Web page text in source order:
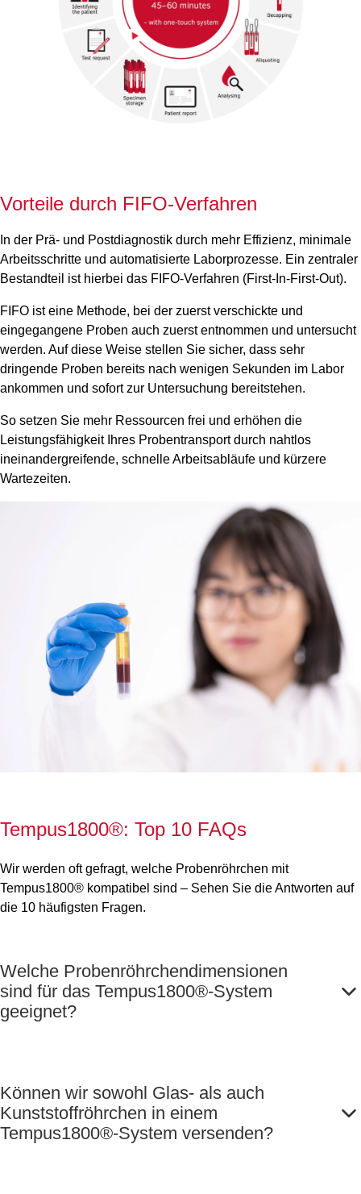
Vorteile durch FIFO-Verfahren
In der Prä- und Postdiagnostik durch mehr Effizienz, minimale
Arbeitsschritte und automatisierte Laborprozesse. Ein zentraler
Bestandteil ist hierbei das FIFO-Verfahren (First-In-First-Out).
FIFO ist eine Methode, bei der zuerst verschickte und
eingegangene Proben auch zuerst entnommen und untersucht
werden. Auf diese Weise stellen Sie sicher, dass sehr
dringende Proben bereits nach wenigen Sekunden im Labor
ankommen und sofort zur Untersuchung bereitstehen.
So setzen Sie mehr Ressourcen frei und erhöhen die
Leistungsfähigkeit Ihres Probentransport durch nahtlos
ineinandergreifende, schnelle Arbeitsabläufe und kürzere
Wartezeiten.
Tempus1800®: Top 10 FAQs
Wir werden oft gefragt, welche Probenröhrchen mit
Tempus1800® kompatibel sind – Sehen Sie die Antworten auf
die 10 häufigsten Fragen.
Welche Probenröhrchendimensionen
sind für das Tempus1800®-System
geeignet?
Können wir sowohl Glas- als auch
Kunststoffröhrchen in einem
Tempus1800®-System versenden?